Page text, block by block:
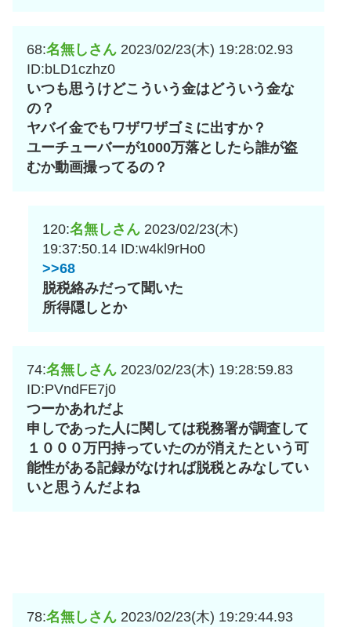
68:名無しさん 2023/02/23(木) 19:28:02.93
ID:bLD1czhz0
いつも思うけどこういう金はどういう金な
の？
ヤバイ金でもワザワザゴミに出すか？
ユーチューバーが1000万落としたら誰が盗
むか動画撮ってるの？
120:名無しさん 2023/02/23(木)
19:37:50.14 ID:w4kl9rHo0
>>68
脱税絡みだって聞いた
所得隠しとか
74:名無しさん 2023/02/23(木) 19:28:59.83
ID:PVndFE7j0
つーかあれだよ
申しであった人に関しては税務署が調査して
１０００万円持っていたのが消えたという可
能性がある記録がなければ脱税とみなしてい
いと思うんだよね
78:名無しさん 2023/02/23(木) 19:29:44.93